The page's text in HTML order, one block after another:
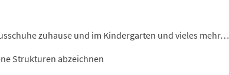
zuhause und im Kindergarten und vieles mehr…
Strukturen abzeichnen